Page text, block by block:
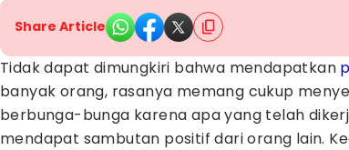
Share Article
Tidak dapat dimungkiri bahwa mendapatkan
banyak orang, rasanya memang cukup
berbunga-bunga karena apa yang telah
mendapat sambutan positif dari orang lain.